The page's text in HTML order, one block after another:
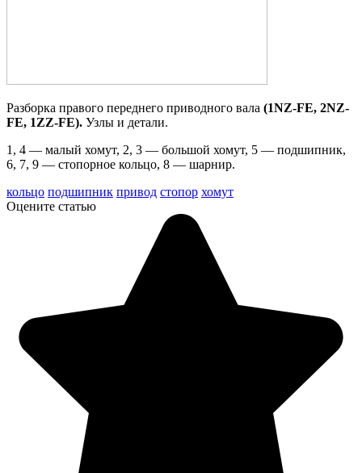
Разборка правого переднего приводного вала (1NZ-FE, 2NZ-
FE, 1ZZ-FE). Узлы и детали.
1, 4 — малый хомут, 2, 3 — большой хомут, 5 — подшипник,
6, 7, 9 — стопорное кольцо, 8 — шарнир.
кольцо подшипник привод стопор хомут
Оцените статью